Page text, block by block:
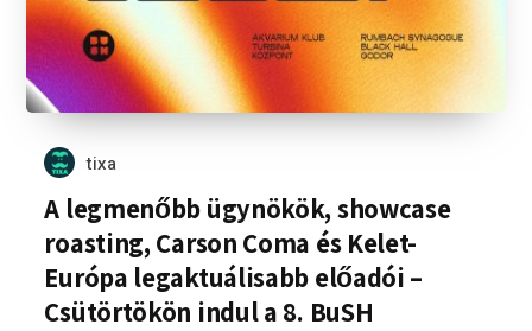
tixa
A legmenőbb ügynökök, showcase
roasting, Carson Coma és Kelet-
Európa legaktuálisabb előadói –
Csütörtökön indul a 8. BuSH